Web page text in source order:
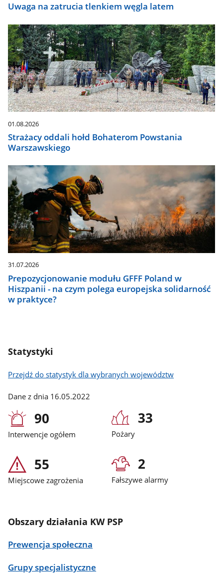
Uwaga na zatrucia tlenkiem węgla latem
01.08.2026
Strażacy oddali hołd Bohaterom Powstania
Warszawskiego
31.07.2026
Prepozycjonowanie modułu GFFF Poland w
Hiszpanii - na czym polega europejska solidarność
w praktyce?
Statystyki
Przejdź do statystyk dla wybranych województw
Dane z dnia 16.05.2022
90
Interwencje ogółem
33
Pożary
55
Miejscowe zagrożenia
2
Fałszywe alarmy
Obszary działania KW PSP
Prewencja społeczna
Grupy specjalistyczne